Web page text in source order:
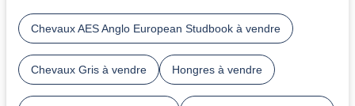
Chevaux AES Anglo European Studbook à vendre
Chevaux Gris à vendre Hongres à vendre